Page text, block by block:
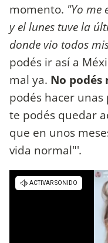
momento. "Yo me
y el lunes tuve la
donde vio todos
podés ir así a
mal ya. No
podés hacer
te podés quedar
que en unos
vida normal"'.